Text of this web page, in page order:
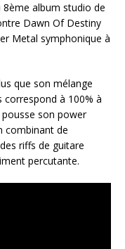
8ème album studio de
Dawn Of Destiny
Metal symphonique à
que son mélange
à 100% à
son power
combinant de
riffs de guitare
percutante.